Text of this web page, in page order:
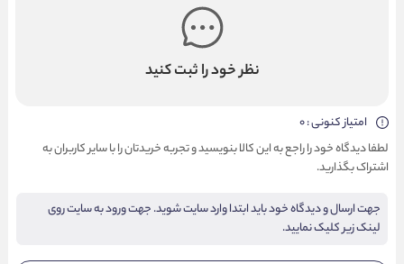
نظر خود را ثبت کنید
امتیاز کنونی : 0
لطفا دیدگاه خود را راجع به این کالا بنویسید و تجربه خریدتان را با سایر کاربران به
اشتراک بگذارید.
جهت ارسال و دیدگاه خود باید ابتدا وارد سایت شوید. جهت ورود به سایت روی
لینک زیر کلیک نمایید.